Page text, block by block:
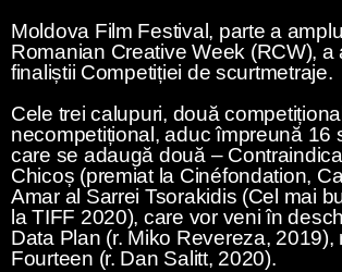
Moldova Film Festival, parte a
Romanian Creative Week (RCW), a
finaliștii Competiției de scurtmetraje.
Cele trei calupuri, două
necompetițional, aduc împreună 16
care se adaugă două –
Chicoș (premiat la Cinéfondation,
Amar al Sarrei Tsorakidis (Cel mai
la TIFF 2020), care vor veni în
Data Plan (r. Miko Revereza, 2019),
Fourteen (r. Dan Salitt, 2020).